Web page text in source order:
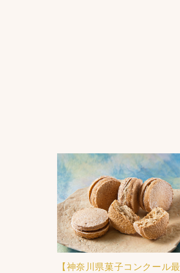
【神奈川県菓子コンクール最